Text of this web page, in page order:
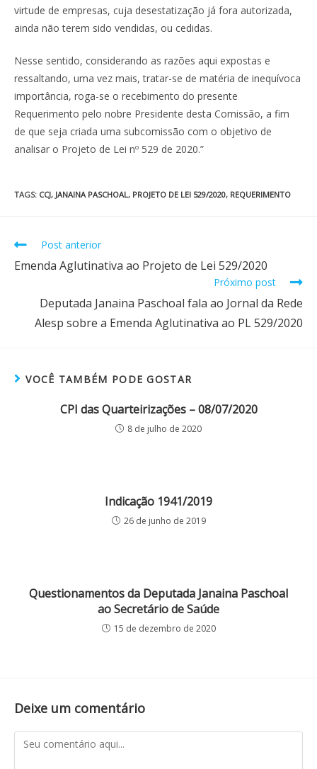
virtude de empresas, cuja desestatização já fora autorizada,
ainda não terem sido vendidas, ou cedidas.
Nesse sentido, considerando as razões aqui expostas e
ressaltando, uma vez mais, tratar-se de matéria de inequívoca
importância, roga-se o recebimento do presente
Requerimento pelo nobre Presidente desta Comissão, a fim
de que seja criada uma subcomissão com o objetivo de
analisar o Projeto de Lei nº 529 de 2020.”
TAGS: CCJ, JANAINA PASCHOAL, PROJETO DE LEI 529/2020, REQUERIMENTO
Post anterior
Emenda Aglutinativa ao Projeto de Lei 529/2020
Próximo post
Deputada Janaina Paschoal fala ao Jornal da Rede
Alesp sobre a Emenda Aglutinativa ao PL 529/2020
VOCÊ TAMBÉM PODE GOSTAR
CPI das Quarteirizações – 08/07/2020
8 de julho de 2020
Indicação 1941/2019
26 de junho de 2019
Questionamentos da Deputada Janaina Paschoal
ao Secretário de Saúde
15 de dezembro de 2020
Deixe um comentário